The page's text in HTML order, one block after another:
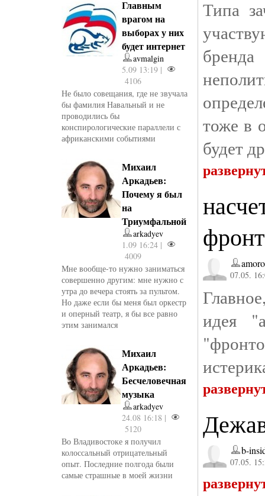
Главным
врагом на
выборах у них
будет интернет
avmalgin
5.09 13:19 |
4106
Не было совещания, где не звучала
бы фамилия Навальный и не
проводились бы
конспирологические параллели с
африканскими событиями
Михаил
Аркадьев:
Почему я был
на
Триумфальной
arkadyev
1.09 16:24 |
4009
Мне вообще-то нужно заниматься
совершенно другим: мне нужно с
утра до вечера стоять за пультом.
Но даже если бы меня был оркестр
и оперный театр, я бы все равно
этим занимался
Михаил
Аркадьев:
Бесчеловечная
музыка
arkadyev
24.08 16:18 |
5120
Во Владивостоке я получил
колоссальный отрицательный
опыт. Последние полгода были
самые страшные в моей жизни
Типа
тоже в
будет
07.05.
идея
b-
07.05.